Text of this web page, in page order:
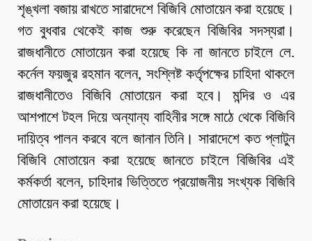
শৃঙ্খলা বজায় রাখতে সারাদেশে বিজিবি মোতায়েন করা হয়েছে।
গত বুধবার থেকেই কাজ শুরু করেছেন বিজিবির সদস্যরা।
রাজধানীতে মোতায়েন করা হয়েছে কি না জানতে চাইলে লে.
কর্নেল ফয়জুর রহমান বলেন, সংশ্লিষ্ট কর্তৃপক্ষের চাহিদা থাকলে
রাজধানীতেও বিজিবি মোতায়েন করা হবে। মন্দির ও এর
আশপাশে টহল দিয়ে অন্যান্য বাহিনীর সঙ্গে মাঠে থেকে বিজিবি
দায়িত্ব পালন করবে বলে জানান তিনি। সারাদেশে কত প্লাটুন
বিজিবি মোতায়েন করা হয়েছে জানতে চাইলে বিজিবির এই
কর্মকর্তা বলেন, চাহিদার ভিত্তিতে প্রয়োজনীয় সংখ্যক বিজিবি
মোতায়েন করা হয়েছে।